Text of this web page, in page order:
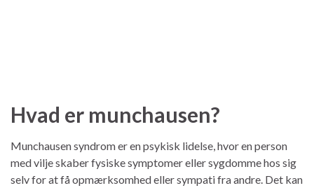
Hvad er munchausen?
Munchausen syndrom er en psykisk lidelse, hvor en person
med vilje skaber fysiske symptomer eller sygdomme hos sig
selv for at få opmærksomhed eller sympati fra andre. Det kan